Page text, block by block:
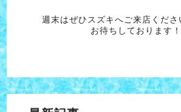
週末はぜひスズキへご来店くださ
お待ちしております！